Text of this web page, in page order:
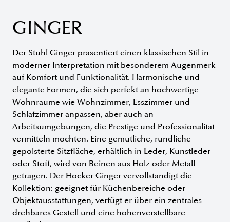
GINGER
Der Stuhl Ginger präsentiert einen klassischen Stil in
moderner Interpretation mit besonderem Augenmerk
auf Komfort und Funktionalität. Harmonische und
elegante Formen, die sich perfekt an hochwertige
Wohnräume wie Wohnzimmer, Esszimmer und
Schlafzimmer anpassen, aber auch an
Arbeitsumgebungen, die Prestige und Professionalität
vermitteln möchten. Eine gemütliche, rundliche
gepolsterte Sitzfläche, erhältlich in Leder, Kunstleder
oder Stoff, wird von Beinen aus Holz oder Metall
getragen. Der Hocker Ginger vervollständigt die
Kollektion: geeignet für Küchenbereiche oder
Objektausstattungen, verfügt er über ein zentrales
drehbares Gestell und eine höhenverstellbare